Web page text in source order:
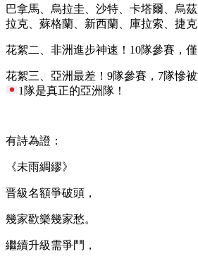
巴拿馬、烏拉圭、沙特、卡塔爾、烏
拉克、蘇格蘭、新西蘭、庫拉索、捷克
花絮二、非洲進步神速！10隊參賽，僅
花絮三、亞洲最差！9隊參賽，7隊慘
1隊是真正的亞洲隊！
有詩為證：
《未雨綢繆》
晋級名額爭破頭，
幾家歡樂幾家愁。
繼續升級需爭鬥，